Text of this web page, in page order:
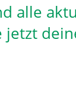
alle